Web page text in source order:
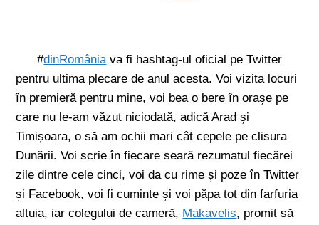
#dinRomâniava fi hashtag-ul oficial pe Twitter
pentru ultima plecare de anul acesta. Voi vizita locuri
în premieră pentru mine, voi bea o bere în orașe pe
care nu le-am văzut niciodată, adică Arad și
Timișoara, o să am ochii mari cât cepele pe clisura
Dunării. Voi scrie în fiecare seară rezumatul fiecărei
zile dintre cele cinci, voi da cu rime și poze în Twitter
și Facebook, voi fi cuminte și voi păpa tot din farfuria
altuia, iar colegului de cameră, Makavelis, promit să